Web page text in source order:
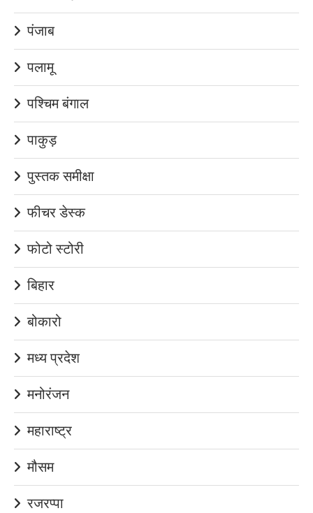
पंजाब
पलामू
पश्चिम बंगाल
पाकुड़
पुस्तक समीक्षा
फीचर डेस्क
फोटो स्टोरी
बिहार
बोकारो
मध्य प्रदेश
मनोरंजन
महाराष्ट्र
मौसम
रजरप्पा